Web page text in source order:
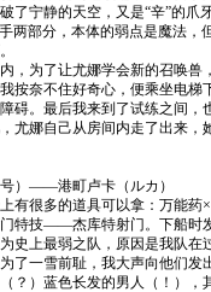
了宁静的天空，又是“辛”的
两部分，本体的弱点是魔法
为了让尤娜学会新的召唤兽
按奈不住好奇心，便乘坐电
碍。最后我来到了试练之间
尤娜自己从房间内走了出来
）——港町卢卡（ルカ）
很多的道具可以拿：万能药
特技——杰库特射门。下船时
史上最弱之队，原因是我队
了一雪前耻，我大声向他们
？）蓝色长发的男人（！）